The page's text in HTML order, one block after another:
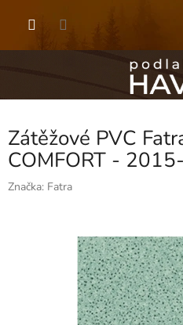
Zátěžové PVC
COMFORT -
Značka: Fatra